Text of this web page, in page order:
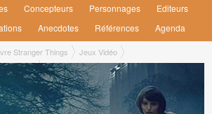
Concepteurs Personnages
Editeurs
Anecdotes Références Agenda
Stranger Things
Jeux Vidéo
[2019]